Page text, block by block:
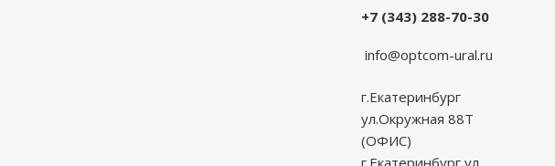
+7 (343) 288-70-30
info@optcom-ural.ru
г.Екатеринбург
ул.Окружная 88Т
(ОФИС)
г.Екатеринбург ул.